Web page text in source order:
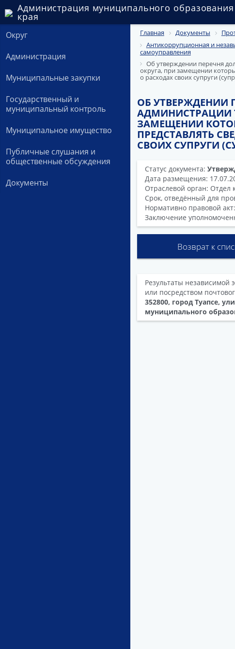
Администрация муниципального
края
Округ
Администрация
Муниципальные закупки
Государственный и
муниципальный контроль
Муниципальное имущество
Публичные слушания и
общественные обсуждения
Документы
Главная Документы
Антикоррупционная и
самоуправления
Об утверждении перечня
округа, при замещении
о расходах своих супруги
ОБ
АДМИНИСТРАЦИИ
ЗАМЕЩЕНИИ
ПРЕДСТАВЛЯТЬ
СВОИХ СУПРУГИ
Статус документа:
Дата размещения:
Отраслевой орган: Отдел
Срок, отведённый для
Нормативно правовой акт:
Заключение
Возврат к
Результаты независимой
или посредством
352800, город Туапсе,
муниципального